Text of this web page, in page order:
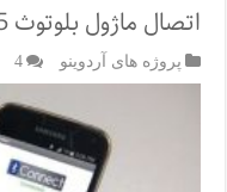
اتصال ماژول بلوتوث HC-05 به آردوینو
پروژه های آردوینو 4